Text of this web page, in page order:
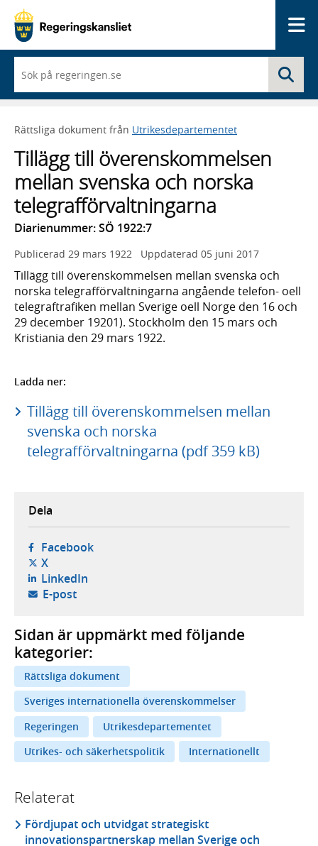
du
börjar
skriva
framträder
lista
med
sökförslag
Rättsliga dokument från Utrikesdepartementet
Tillägg till överenskommelsen
mellan svenska och norska
telegrafförvaltningarna
Diarienummer: SÖ 1922:7
Publicerad 29 mars 1922 Uppdaterad 05 juni 2017
Tillägg till överenskommelsen mellan svenska och
norska telegrafförvaltningarna angående telefon- oell
telegraftrafiken mellan Sverige oell Norge den 16 och
29 december 19201). Stockholm den 15 mars och
Kristiania den 29 mars 1922.
Ladda ner:
Tillägg till överenskommelsen mellan
svenska och norska
telegrafförvaltningarna (pdf 359 kB)
Dela
Facebook- öppnas i ny flik, extern webbplats,
X- öppnas i ny flik, extern webbplats,
LinkedIn- öppnas i ny flik, extern webbplats,
E-post- öppnar din e-postklient,
Sidan är uppmärkt med följande
kategorier:
Rättsliga dokument
Sveriges internationella överenskommelser
Regeringen
Utrikesdepartementet
Utrikes- och säkerhetspolitik
Internationellt
Relaterat
Fördjupat och utvidgat strategiskt
innovationspartnerskap mellan Sverige och